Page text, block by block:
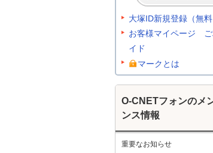
大塚ID新規登録（無料
お客様マイページ
イド
マークとは
O-CNETフォンのメ
ンス情報
重要なお知らせ